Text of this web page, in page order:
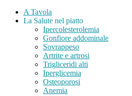
A Tavola
La Salute nel piatto
Ipercolesterolemia
Gonfiore addominale
Sovrappeso
Artrite e artrosi
Trigliceridi alti
Iperglicemia
Osteoporosi
Anemia